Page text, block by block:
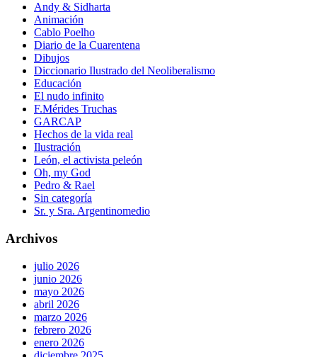
Andy & Sidharta
Animación
Cablo Poelho
Diario de la Cuarentena
Dibujos
Diccionario Ilustrado del Neoliberalismo
Educación
El nudo infinito
F.Mérides Truchas
GARCAP
Hechos de la vida real
Ilustración
León, el activista peleón
Oh, my God
Pedro & Rael
Sin categoría
Sr. y Sra. Argentinomedio
Archivos
julio 2026
junio 2026
mayo 2026
abril 2026
marzo 2026
febrero 2026
enero 2026